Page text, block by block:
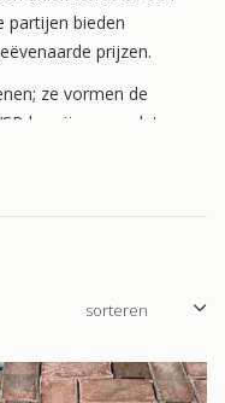
partijen bieden
prijzen.
ze vormen de
begrijpen we dat
onze speciale
bestrating zonder uw
of een mooi terras
prachtige keien, die